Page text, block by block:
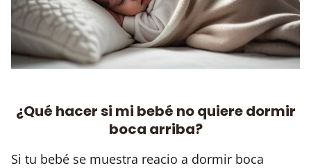
¿Qué hacer si mi bebé no quiere dormir
boca arriba?
Si tu bebé se muestra reacio a dormir boca